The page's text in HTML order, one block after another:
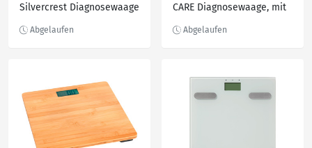
Silvercrest Diagnosewaage
Messwerte
CARE Diagnosewaage, mit
Messwerte